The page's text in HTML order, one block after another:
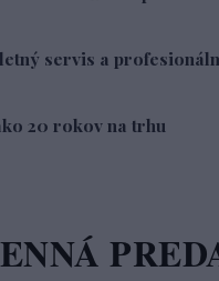
servis a
20 rokov na trhu